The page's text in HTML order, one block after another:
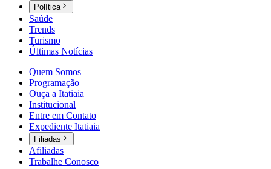
Política
Saúde
Trends
Turismo
Últimas Notícias
Quem Somos
Programação
Ouça a Itatiaia
Institucional
Entre em Contato
Expediente Itatiaia
Filiadas
Afiliadas
Trabalhe Conosco